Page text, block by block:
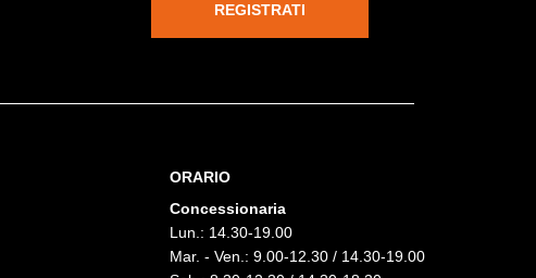
REGISTRATI
ORARIO
Concessionaria
Lun.: 14.30-19.00
Mar. - Ven.: 9.00-12.30 / 14.30-19.00